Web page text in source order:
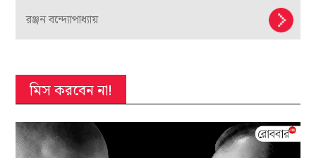
রঞ্জন বন্দ্যোপাধ্যায়
মিস করবেন না!